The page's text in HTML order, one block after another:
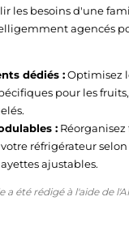
4*
de
3 h
12 kg/24h
Placé
les besoins d'une
agencés
dédiés :Optimisez
pour les
:
réfrigérateur selon
ajustables.
a été rédigé à l'aide de